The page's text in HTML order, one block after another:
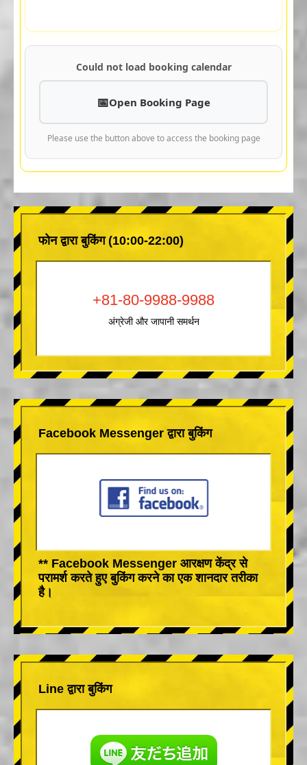
Could not load booking calendar
Open Booking Page
Please use the button above to access the booking page
फोन द्वारा बुकिंग (10:00-22:00)
+81-80-9988-9988
अंग्रेजी और जापानी समर्थन
Facebook Messenger द्वारा बुकिंग
** Facebook Messenger आरक्षण केंद्र से
परामर्श करते हुए बुकिंग करने का एक शानदार तरीका
है।
Line द्वारा बुकिंग